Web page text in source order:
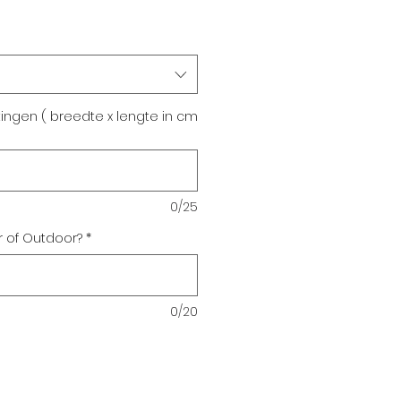
( breedte x lengte in cm
0/25
of Outdoor? *
0/20